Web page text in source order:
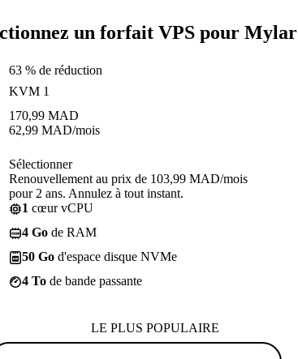
un forfait VPS pour
63 % de réduction
KVM 1
170,99 MAD
62,99 MAD/mois
Sélectionner
Renouvellement au prix de 103,99 MAD/mois
pour 2 ans. Annulez à tout instant.
1 cœur vCPU
4 Go de RAM
50 Go d'espace disque NVMe
4 To de bande passante
LE PLUS POPULAIRE